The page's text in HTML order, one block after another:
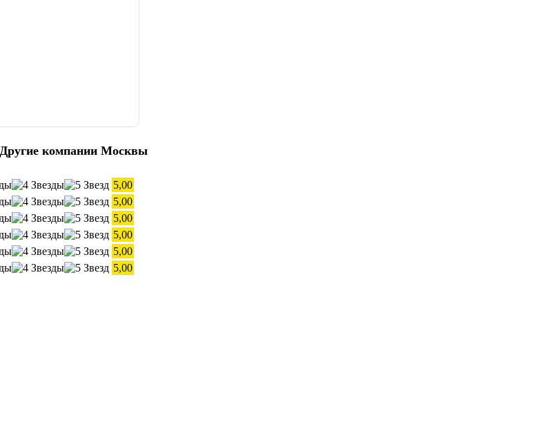
Другие компании Москвы
5,00
5,00
5,00
5,00
5,00
5,00